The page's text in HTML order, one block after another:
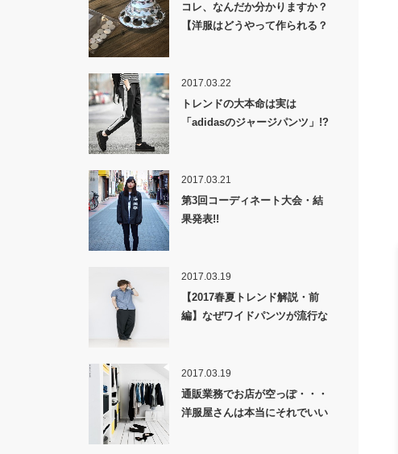
コレ、なんだか分かりますか？
【洋服はどうやって作られる？
2017.03.22
トレンドの大本命は実は
「adidasのジャージパンツ」!?
2017.03.21
第3回コーディネート大会・結
果発表!!
2017.03.19
【2017春夏トレンド解説・前
編】なぜワイドパンツが流行な
2017.03.19
通販業務でお店が空っぽ・・・
洋服屋さんは本当にそれでいい